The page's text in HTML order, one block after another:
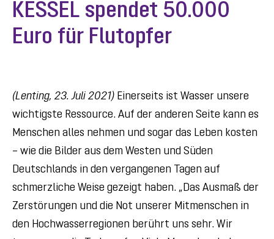
KESSEL spendet 50.000
Euro für Flutopfer
(Lenting, 23. Juli 2021) Einerseits ist Wasser unsere
wichtigste Ressource. Auf der anderen Seite kann es
Menschen alles nehmen und sogar das Leben kosten
– wie die Bilder aus dem Westen und Süden
Deutschlands in den vergangenen Tagen auf
schmerzliche Weise gezeigt haben. „Das Ausmaß der
Zerstörungen und die Not unserer Mitmenschen in
den Hochwasserregionen berührt uns sehr. Wir